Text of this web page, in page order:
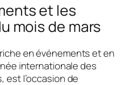
et les
mois de mars
en événements et en
internationale des
est l’occasion de